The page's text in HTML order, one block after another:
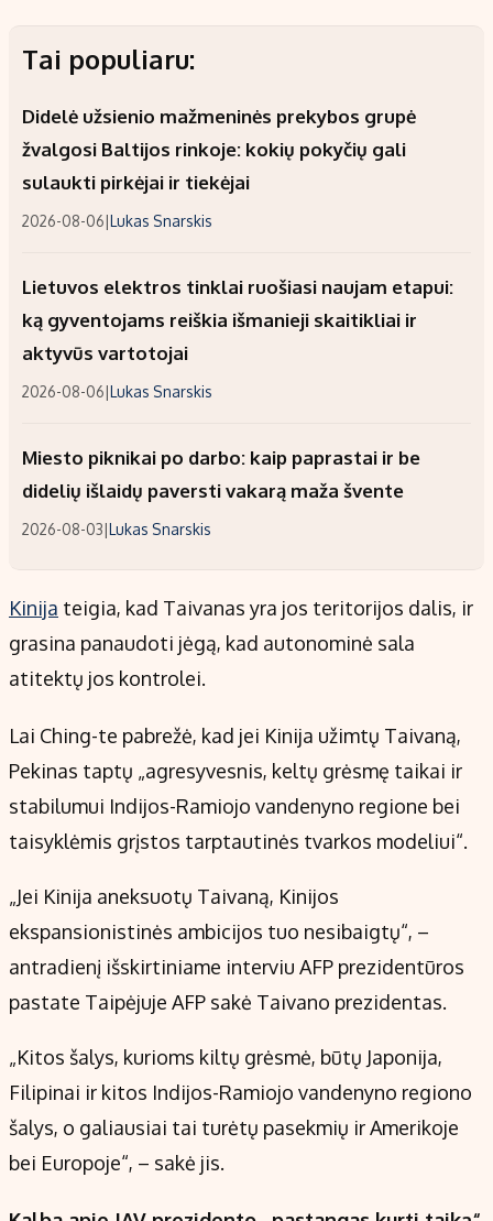
Tai populiaru:
Didelė užsienio mažmeninės prekybos grupė
žvalgosi Baltijos rinkoje: kokių pokyčių gali
sulaukti pirkėjai ir tiekėjai
2026-08-06|Lukas Snarskis
Lietuvos elektros tinklai ruošiasi naujam etapui:
ką gyventojams reiškia išmanieji skaitikliai ir
aktyvūs vartotojai
2026-08-06|Lukas Snarskis
Miesto piknikai po darbo: kaip paprastai ir be
didelių išlaidų paversti vakarą maža švente
2026-08-03|Lukas Snarskis
Kinija teigia, kad Taivanas yra jos teritorijos dalis, ir
grasina panaudoti jėgą, kad autonominė sala
atitektų jos kontrolei.
Lai Ching-te pabrežė, kad jei Kinija užimtų Taivaną,
Pekinas taptų „agresyvesnis, keltų grėsmę taikai ir
stabilumui Indijos-Ramiojo vandenyno regione bei
taisyklėmis grįstos tarptautinės tvarkos modeliui“.
„Jei Kinija aneksuotų Taivaną, Kinijos
ekspansionistinės ambicijos tuo nesibaigtų“, –
antradienį išskirtiniame interviu AFP prezidentūros
pastate Taipėjuje AFP sakė Taivano prezidentas.
„Kitos šalys, kurioms kiltų grėsmė, būtų Japonija,
Filipinai ir kitos Indijos-Ramiojo vandenyno regiono
šalys, o galiausiai tai turėtų pasekmių ir Amerikoje
bei Europoje“, – sakė jis.